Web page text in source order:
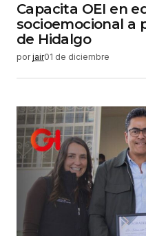
Capacita OEI en
socioemocional a
de Hidalgo
por jair01 de diciembre